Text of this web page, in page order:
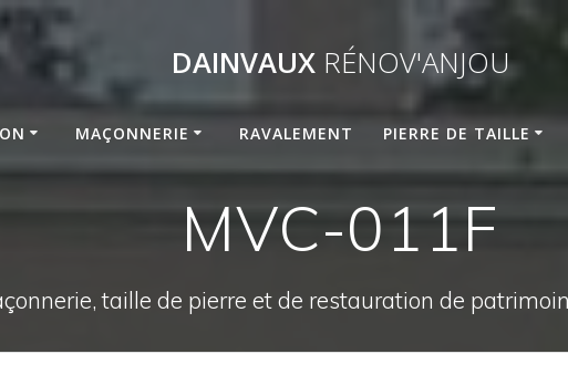
DAINVAUXRÉNOV'ANJOU
MAÇONNERIE RAVALEMENT PIERRE DE TAILLE
MVC-011F
taille de pierre et de restauration de